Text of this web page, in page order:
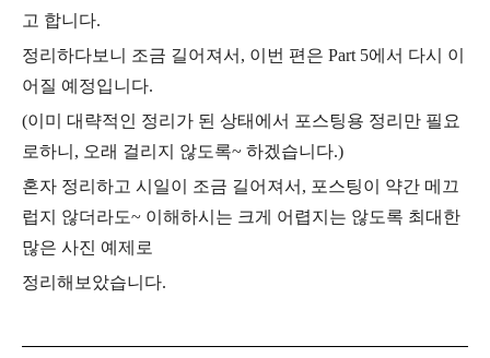
고 합니다.
정리하다보니 조금 길어져서, 이번 편은 Part 5에서 다시 이
어질 예정입니다.
(이미 대략적인 정리가 된 상태에서 포스팅용 정리만 필요
로하니, 오래 걸리지 않도록~ 하겠습니다.)
혼자 정리하고 시일이 조금 길어져서, 포스팅이 약간 메끄
럽지 않더라도~ 이해하시는 크게 어렵지는 않도록 최대한
많은 사진 예제로
정리해보았습니다.